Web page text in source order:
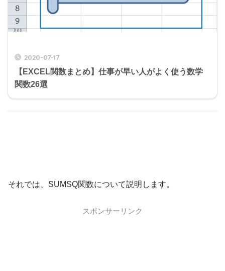
2020-07-17
【EXCEL関数まとめ】仕事が早い人がよく使う数学
関数26選
それでは、SUMSQ関数について説明します。
スポンサーリンク